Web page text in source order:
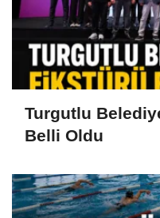
Turgutlu
Belli Oldu